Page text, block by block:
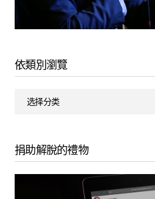
依類別瀏覽
捐助解脫的禮物